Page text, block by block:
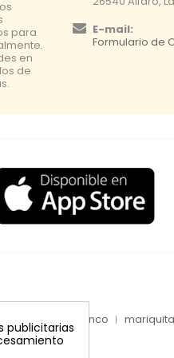
para
en
de
E-mail:
Formulario de
inyecciones tronco
mariquita
publicitarias